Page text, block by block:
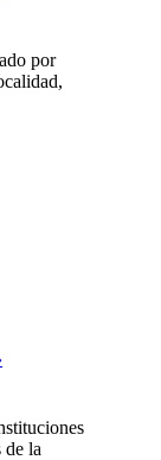
por
de la